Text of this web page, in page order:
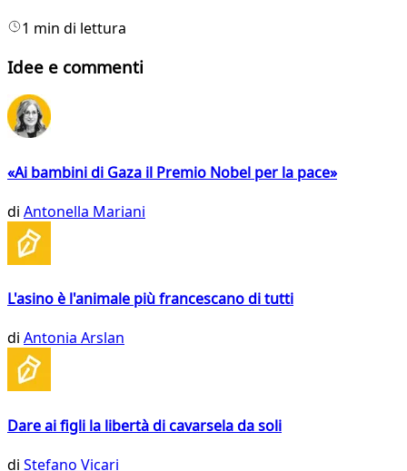
1 min di lettura
Idee e commenti
«Ai bambini di Gaza il Premio Nobel per la pace»
di Antonella Mariani
L'asino è l'animale più francescano di tutti
di Antonia Arslan
Dare ai figli la libertà di cavarsela da soli
di Stefano Vicari